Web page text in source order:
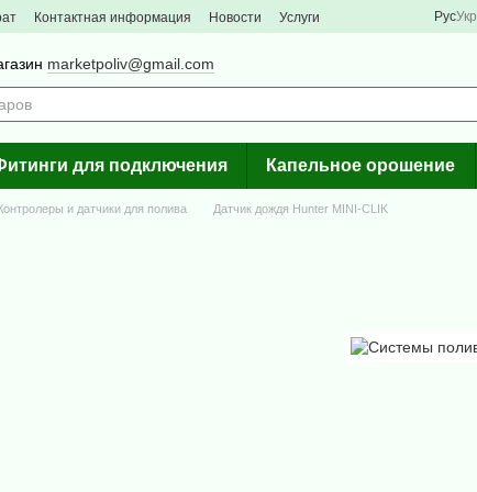
Контактная информация Новости Услуги РусУкр
marketpoliv@gmail.com
для подключения Капельное орошение
и датчики для полива Датчик дождя Hunter MINI-CLIK